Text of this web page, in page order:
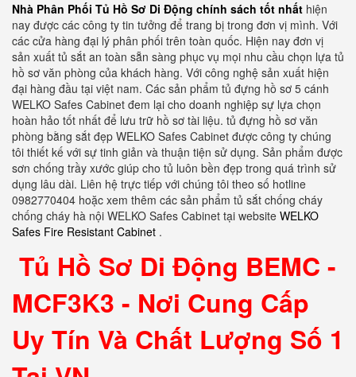
Nhà Phân Phối Tủ Hồ Sơ Di Động chính sách tốt nhất hiện
nay được các công ty tin tưởng để trang bị trong đơn vị mình. Với
các cửa hàng đại lý phân phối trên toàn quốc. Hiện nay đơn vị
sản xuất tủ sắt an toàn sẵn sàng phục vụ mọi nhu cầu chọn lựa tủ
hồ sơ văn phòng của khách hàng. Với công nghệ sản xuất hiện
đại hàng đầu tại việt nam. Các sản phẩm tủ đựng hồ sơ 5 cánh
WELKO Safes Cabinet đem lại cho doanh nghiệp sự lựa chọn
hoàn hảo tốt nhất để lưu trữ hồ sơ tài liệu. tủ đựng hồ sơ văn
phòng bằng sắt đẹp WELKO Safes Cabinet được công ty chúng
tôi thiết kế với sự tinh giản và thuận tiện sử dụng. Sản phẩm được
sơn chống trầy xước giúp cho tủ luôn bền đẹp trong quá trình sử
dụng lâu dài. Liên hệ trực tiếp với chúng tôi theo số hotline
0982770404 hoặc xem thêm các sản phẩm tủ sắt chống cháy
chống cháy hà nội WELKO Safes Cabinet tại website WELKO
Safes Fire Resistant Cabinet .
Tủ Hồ Sơ Di Động BEMC -
MCF3K3 - Nơi Cung Cấp
Uy Tín Và Chất Lượng Số 1